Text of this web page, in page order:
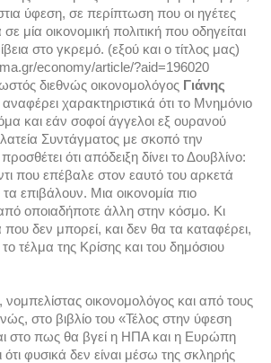
ύφεση, σε περίπτωση που οι ηγέτες
μία οικονομική πολιτική που οδηγείται
στο γκρεμό. (εξού και ο τίτλος μας)
economy/article/?aid=196020
διεθνώς οικονομολόγος Γιάνης
αναφέρει χαρακτηριστικά ότι το Μνημόνιο
και εάν σοφοί άγγελοι εξ ουρανού
Συντάγματος με σκοπό την
ότι απόδειξη δίνει το Δουβλίνο:
που επέβαλε στον εαυτό του αρκετά
επιβάλουν. Μια οικονομία πιο
οποιαδήποτε άλλη στην κόσμο. Κι
δεν μπορεί, και δεν θα τα καταφέρει,
τέλμα της Κρίσης και του δημόσιου
, νομπελίστας οικονομολόγος και από τους
στο βιβλίο του «Τέλος στην ύφεση
στο πως θα βγεί η ΗΠΑ και η Ευρώπη
ότι φυσικά δεν είναι μέσω της σκληρής